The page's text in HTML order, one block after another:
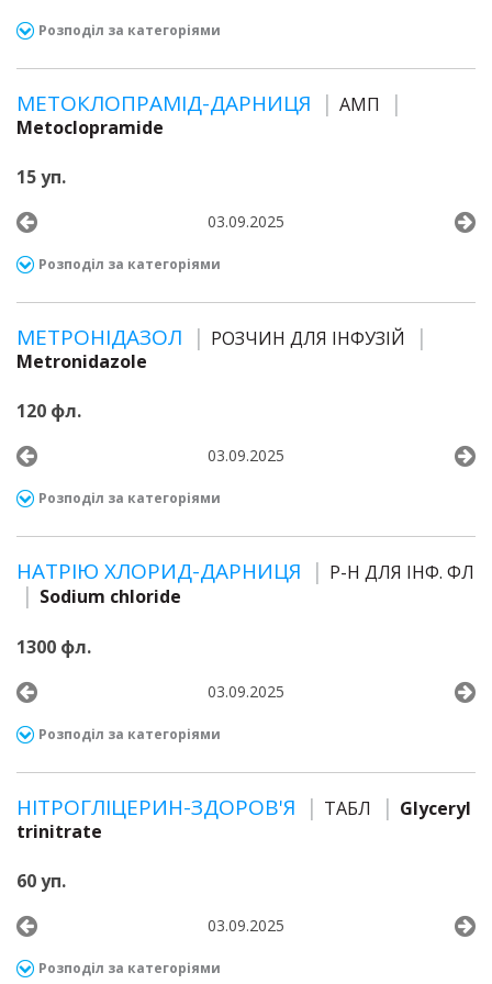
Розподіл за категоріями
МЕТОКЛОПРАМІД-ДАРНИЦЯ
АМП
Metoclopramide
15 уп.
03.09.2025
Розподіл за категоріями
МЕТРОНІДАЗОЛ
РОЗЧИН ДЛЯ ІНФУЗІЙ
Metronidazole
120 фл.
03.09.2025
Розподіл за категоріями
НАТРІЮ ХЛОРИД-ДАРНИЦЯ
Р-Н ДЛЯ ІНФ. ФЛ
Sodium chloride
1300 фл.
03.09.2025
Розподіл за категоріями
НІТРОГЛІЦЕРИН-ЗДОРОВ'Я ТАБЛ
Glyceryl
trinitrate
60 уп.
03.09.2025
Розподіл за категоріями